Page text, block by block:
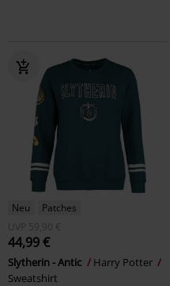
Neu
Patches
UVP
59,90 €
44,99 €
Slytherin - Antic
Harry Potter
Sweatshirt